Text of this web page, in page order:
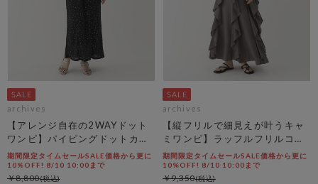
archives
【アレンジ自在の2WAYドット
ワンピ】パイピングドットカッ
トＪＱキャミワンピース
期間限定タイムセールSALE価格から更に
10%OFF! 8/10 10:00まで
￥8,800
archives
【縦フリルで細見えが叶うキャ
ミワンピ】ラッフルフリルコッ
トン楊柳キャミワンピース
期間限定タイムセールSALE価格から更に
10%OFF! 8/10 10:00まで
￥9,350